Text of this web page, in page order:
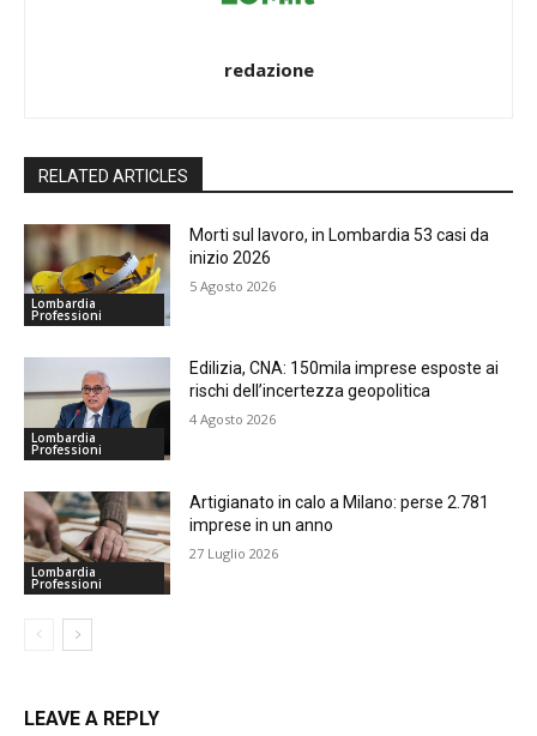
redazione
RELATED ARTICLES
Lombardia
Professioni
Morti sul lavoro, in Lombardia 53 casi da
inizio 2026
5 Agosto 2026
Lombardia
Professioni
Edilizia, CNA: 150mila imprese esposte ai
rischi dell’incertezza geopolitica
4 Agosto 2026
Lombardia
Professioni
Artigianato in calo a Milano: perse 2.781
imprese in un anno
27 Luglio 2026
LEAVE A REPLY